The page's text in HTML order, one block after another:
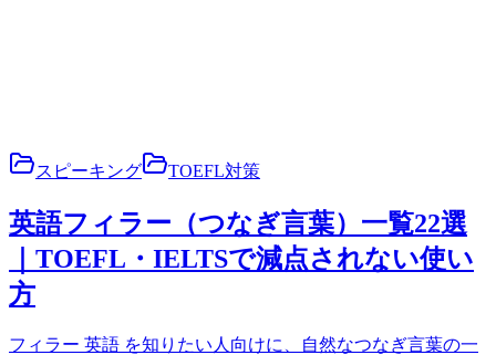
スピーキング TOEFL対策
英語フィラー（つなぎ言葉）一覧22選
｜TOEFL・IELTSで減点されない使い
方
フィラー 英語 を知りたい人向けに、自然なつなぎ言葉の一